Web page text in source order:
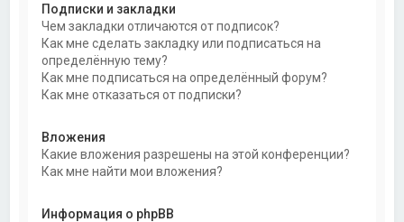
Подписки и закладки
Чем закладки отличаются от подписок?
Как мне сделать закладку или подписаться на
определённую тему?
Как мне подписаться на определённый форум?
Как мне отказаться от подписки?
Вложения
Какие вложения разрешены на этой конференции?
Как мне найти мои вложения?
Информация о phpBB